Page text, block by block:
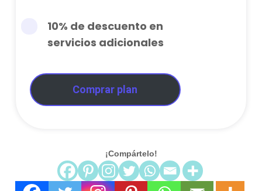
10% de descuento en
servicios adicionales
Comprar plan
¡Compártelo!